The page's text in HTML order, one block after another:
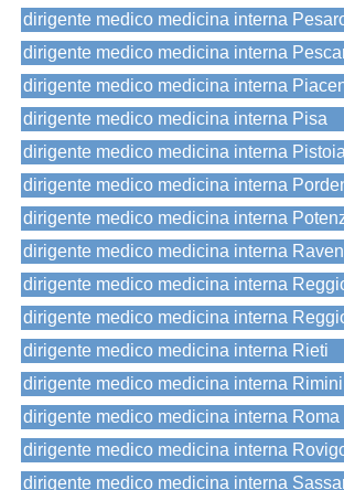
dirigente medico medicina interna
dirigente medico medicina interna
dirigente medico medicina interna
dirigente medico medicina interna Pisa
dirigente medico medicina interna Pistoia
dirigente medico medicina interna
dirigente medico medicina interna
dirigente medico medicina interna
dirigente medico medicina interna
dirigente medico medicina interna
dirigente medico medicina interna Rieti
dirigente medico medicina interna Rimini
dirigente medico medicina interna Roma
dirigente medico medicina interna
dirigente medico medicina interna